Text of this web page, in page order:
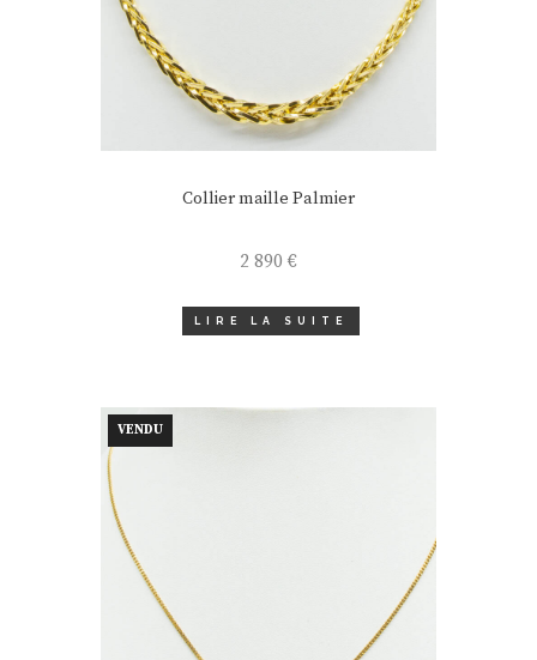
Collier maille Palmier
2 890 €
LIRE LA SUITE
VENDU